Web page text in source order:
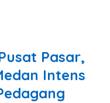
Pasar,
Intens